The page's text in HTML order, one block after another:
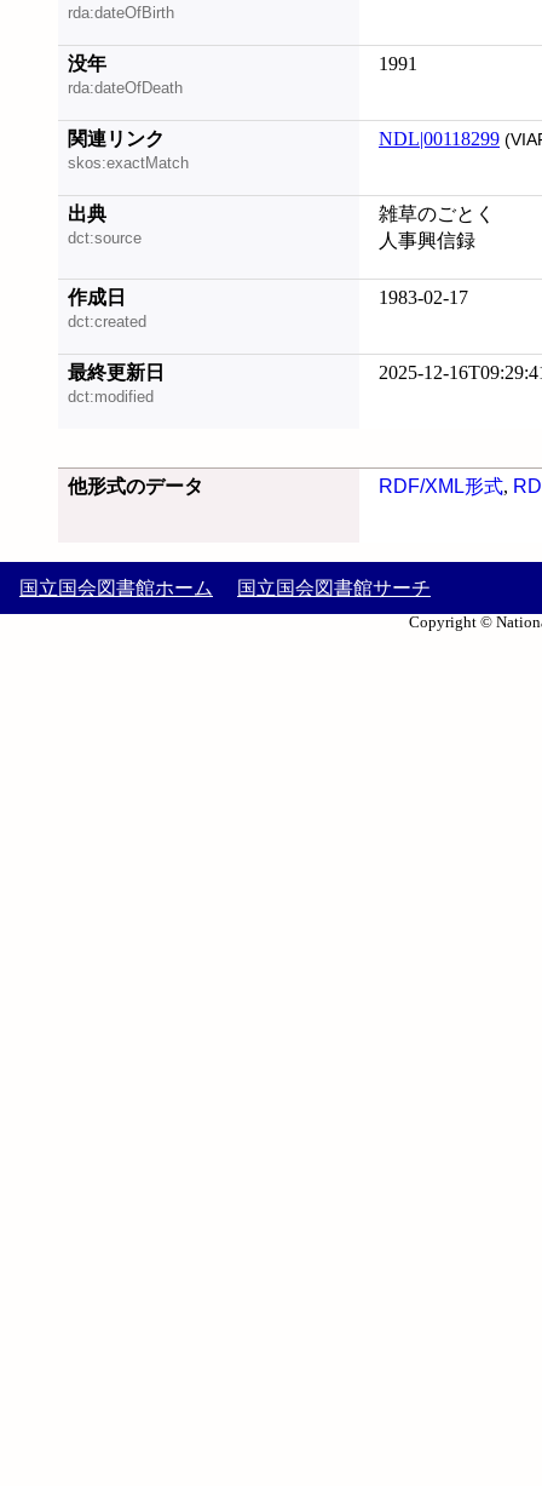
rda:dateOfBirth
没年
rda:dateOfDeath
1991
関連リンク
skos:exactMatch
NDL|00118299
出典
dct:source
雑草のごとく
人事興信録
作成日
dct:created
1983-02-17
最終更新日
dct:modified
2025-12-
他形式のデータ RDF/XML形式,
国立国会図書館ホーム 国立国会図書館サーチ
Copyright ©